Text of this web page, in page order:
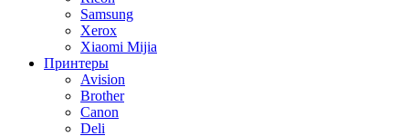
Samsung
Xerox
Xiaomi Mijia
Принтеры
Avision
Brother
Canon
Deli